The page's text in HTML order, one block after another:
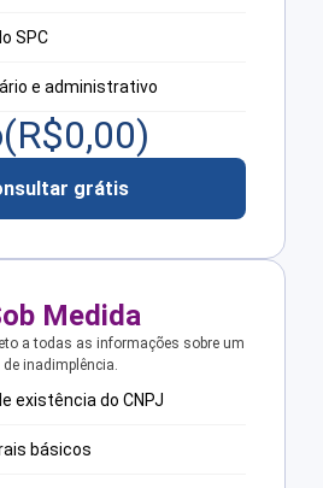
SPC
e administrativo
(R$0,00)
grátis
Medida
a todas as informações sobre um
inadimplência.
existência do CNPJ
básicos